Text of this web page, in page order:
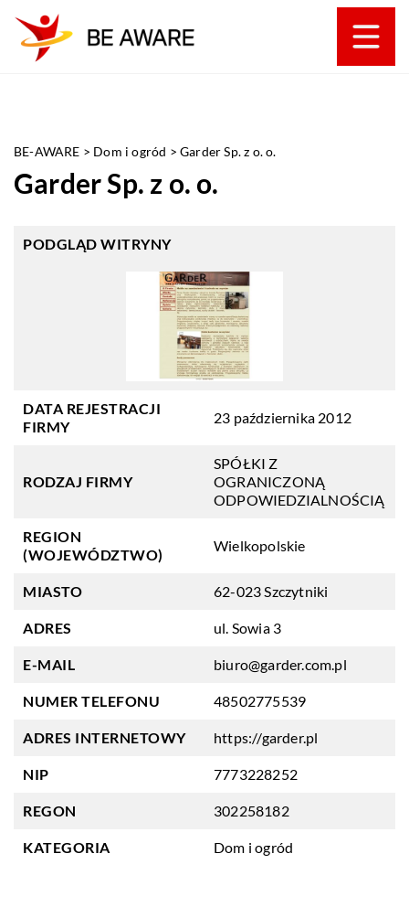
BE-AWARE > Dom i ogród >Garder Sp. z o. o.
Garder Sp. z o. o.
PODGLĄD WITRYNY
DATA REJESTRACJI
FIRMY
23 października 2012
RODZAJ FIRMY
SPÓŁKI Z
OGRANICZONĄ
ODPOWIEDZIALNOŚCIĄ
REGION
(WOJEWÓDZTWO)
Wielkopolskie
MIASTO 62-023 Szczytniki
ADRES ul. Sowia 3
E-MAIL biuro@garder.com.pl
NUMER TELEFONU 48502775539
ADRES INTERNETOWY https://garder.pl
NIP 7773228252
REGON 302258182
KATEGORIA Dom i ogród